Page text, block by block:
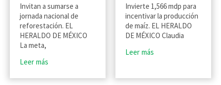
Invitan a sumarse a
jornada nacional de
reforestación. EL
HERALDO DE MÉXICO
La meta,
Leer más
Invierte 1,566 mdp para
incentivar la producción
de maíz. EL HERALDO
DE MÉXICO Claudia
Leer más